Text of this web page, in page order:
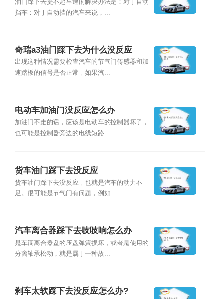
油门踩下去提不起车速的解决办法是：对于自动
挡车：对于自动挡的汽车来说，...
奇瑞a3油门踩下去为什么没反应
出现这种情况需要检查汽车的节气门传感器和加
速踏板的信号是否正常，如果汽...
电动车加油门没反应怎么办
加油门不走的话，应该是电动车的控制器坏了，
也可能是控制器旁边的电线短路...
货车油门踩下去没反应
货车油门踩下去没反应，也就是汽车的动力不
足。很可能是节气门有问题，例如...
汽车离合器踩下去吱吱响怎么办
是车辆离合器盘的压盘弹簧损坏，或者是使用的
分离轴承松动，就是属于一种故...
刹车太软踩下去没反应怎么办?